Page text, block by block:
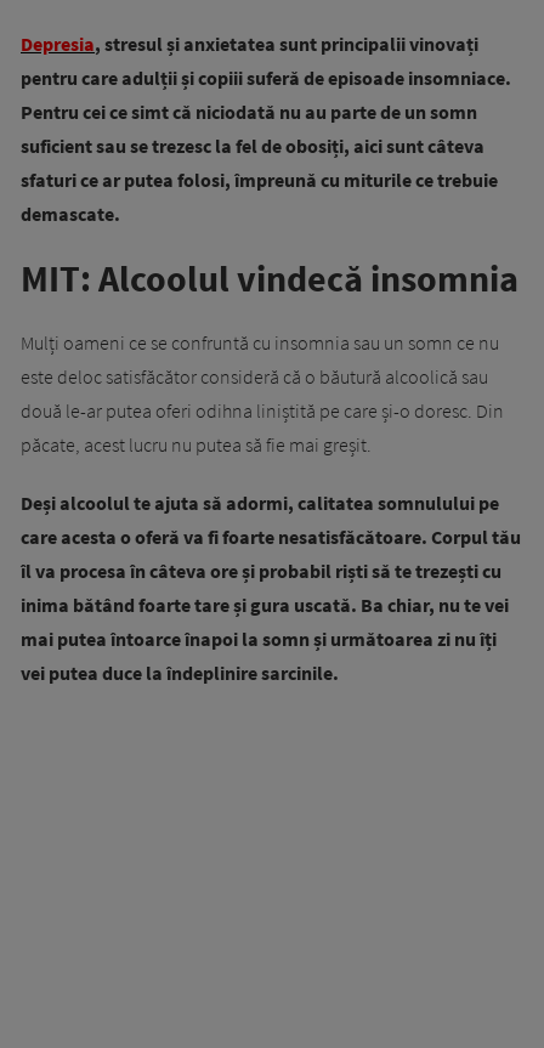
Depresia, stresul și anxietatea sunt principalii vinovați
pentru care adulții și copiii suferă de episoade insomniace.
Pentru cei ce simt că niciodată nu au parte de un somn
suficient sau se trezesc la fel de obosiți, aici sunt câteva
sfaturi ce ar putea folosi, împreună cu miturile ce trebuie
demascate.
MIT: Alcoolul vindecă insomnia
Mulți oameni ce se confruntă cu insomnia sau un somn ce nu
este deloc satisfăcător consideră că o băutură alcoolică sau
două le-ar putea oferi odihna liniștită pe care și-o doresc. Din
păcate, acest lucru nu putea să fie mai greșit.
Deși alcoolul te ajuta să adormi, calitatea somnulului pe
care acesta o oferă va fi foarte nesatisfăcătoare. Corpul tău
îl va procesa în câteva ore și probabil riști să te trezești cu
inima bătând foarte tare și gura uscată. Ba chiar, nu te vei
mai putea întoarce înapoi la somn și următoarea zi nu îți
vei putea duce la îndeplinire sarcinile.